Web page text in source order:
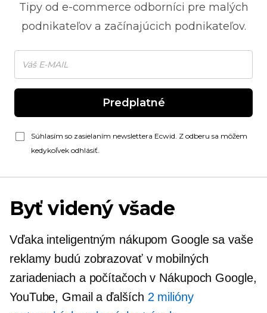
Tipy od e-commerce odborníci pre malých
podnikateľov a začínajúcich podnikateľov.
Predplatné
Súhlasím so zasielaním newslettera Ecwid. Z odberu sa môžem
kedykoľvek odhlásiť.
Byť videný všade
Vďaka inteligentným nákupom Google sa vaše
reklamy budú zobrazovať v mobilných
zariadeniach a počítačoch v Nákupoch Google,
YouTube, Gmail a ďalších 2 milióny